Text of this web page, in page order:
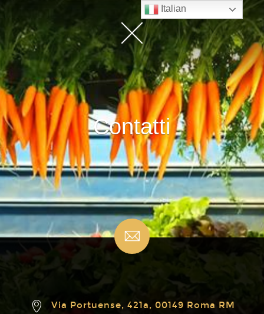
Contatti
Via Portuense, 421a, 00149 Roma RM
Italian